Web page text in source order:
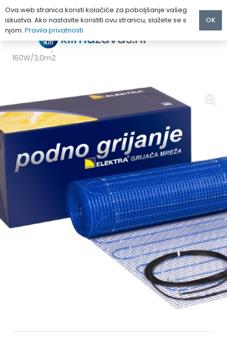
ELEKTRA Grijaće mreže MD i termostat ELR 20
160W/3,0m2
Ova web stranica koristi kolačiće za poboljšanje vašeg
iskustva. Ako nastavite koristiti ovu stranicu, slažete se s
njom. Pravila privatnosti
OK